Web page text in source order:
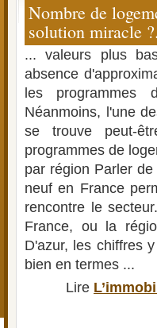
Nombre de
solution miracle
... valeurs plus
absence
les programmes
Néanmoins, l'une
se trouve peut-
programmes de
par région Parler
neuf en France
rencontre le
France, ou la
D'azur, les chiffres
bien en termes ...
Lire